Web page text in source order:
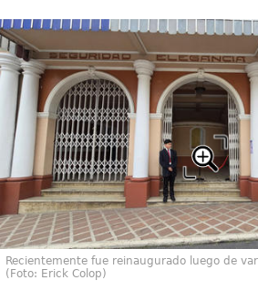
Recientemente fue reinaugurado luego de
(Foto: Erick Colop)